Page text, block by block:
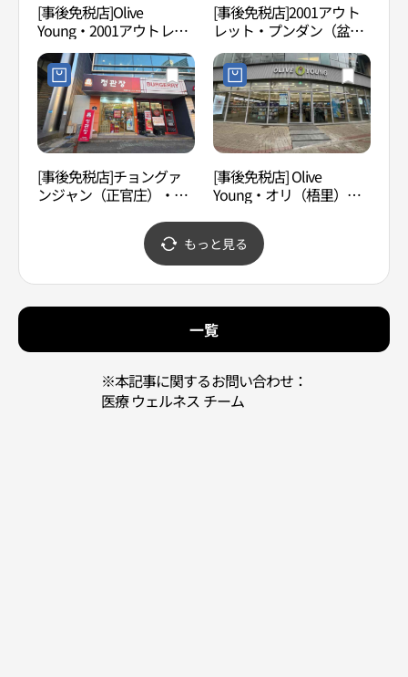
[事後免税店]Olive
Young・2001アウトレッ
トプンダン（盆唐）店(올
리브영 2001아울렛 분당
점)
[事後免税店]2001アウト
レット・プンダン（盆
唐）店(2001아울렛 분당
점)
[事後免税店]チョングァ
ンジャン（正官庄）・ミ
[事後免税店] Olive
Young・オリ（梧里）駅
もっと見る
一覧
※本記事に関するお問い合わせ：
医療 ウェルネス チーム